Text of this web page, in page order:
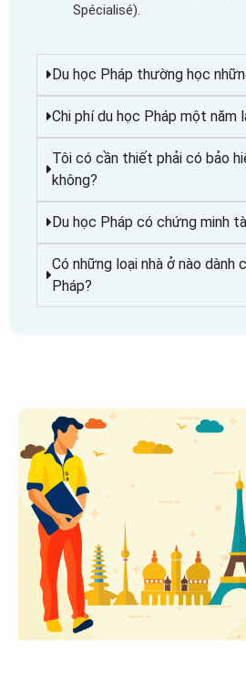
Spécialisé).
Du học Pháp thường học
Chi phí du học Pháp một năm
Tôi có cần thiết phải có bảo
không?
Du học Pháp có chứng minh
Có những loại nhà ở nào dành
Pháp?